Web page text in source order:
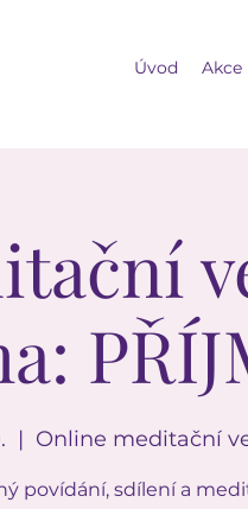
Úvod Akce
  |
Online meditační